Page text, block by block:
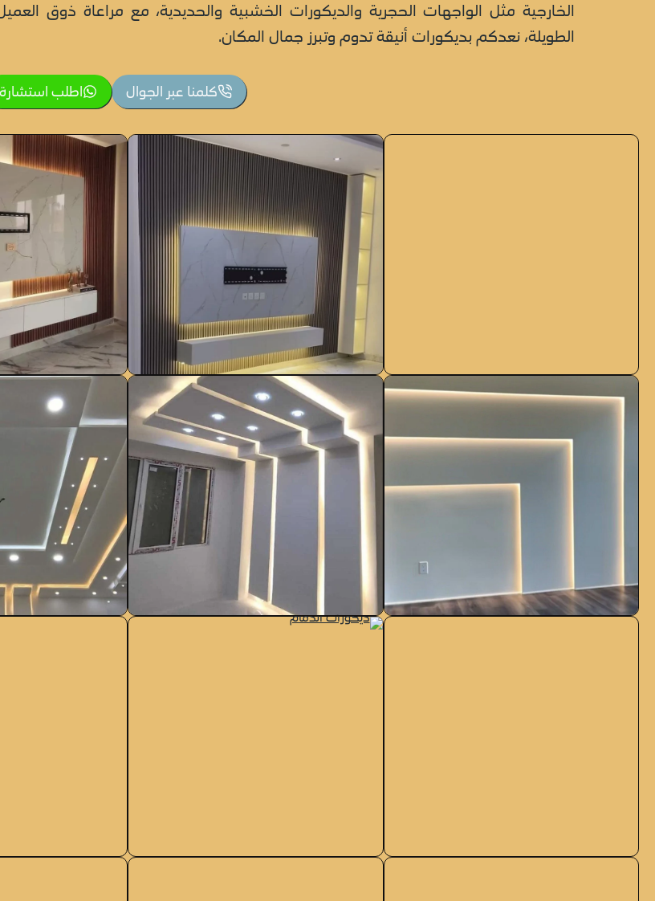
الخارجية مثل الواجهات الحجرية والديكورات الخشبية والحديدية، مع مراعاة ذوق
الطويلة، نعدكم بديكورات أنيقة تدوم وتبرز جمال المكان.
كلمنا عبر الجوال اطلب استشارة